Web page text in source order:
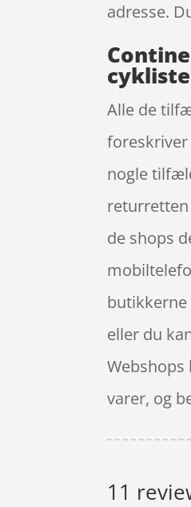
adresse.
Alle de
foreskriver
nogle
returretten
de shops
butikkerne
eller du
varer, og
11